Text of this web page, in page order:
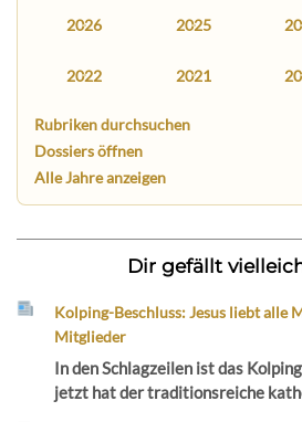
2026 2025
2022 2021
Rubriken durchsuchen
Dossiers öffnen
Alle Jahre anzeigen
Dir gefällt
Kolping-Beschluss: Jesus liebt alle
Mitglieder
In den Schlagzeilen ist das
jetzt hat der traditionsreiche